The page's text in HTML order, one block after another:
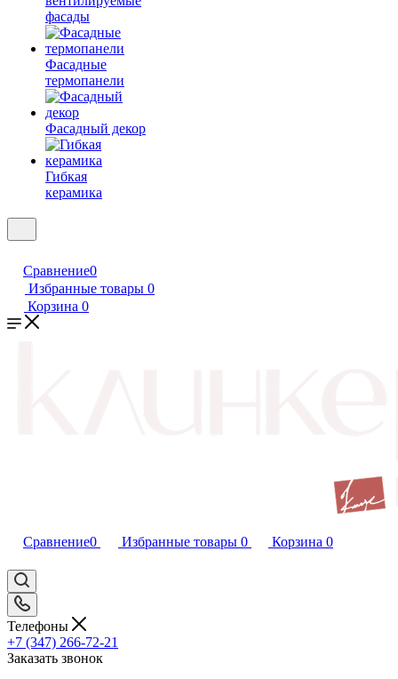
фасады
Фасадные
термопанели
Фасадный декор
Гибкая
керамика
Сравнение0
Избранные товары 0
Корзина 0
Сравнение0 Избранные товары 0 Корзина 0
Телефоны
+7 (347) 266-72-21
Заказать звонок